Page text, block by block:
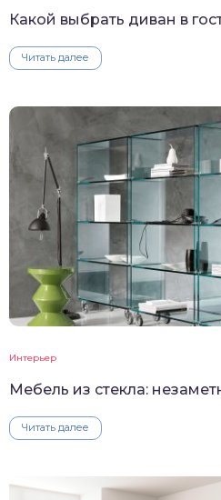
Какой выбрать диван в
Читать далее
Интерьер
Мебель из стекла:
Читать далее